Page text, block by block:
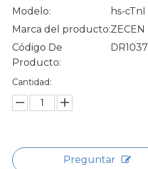
Modelo:
hs-cTnI
Marca del producto:ZECEN
Código De
Producto:
DR1037
Cantidad:
Preguntar